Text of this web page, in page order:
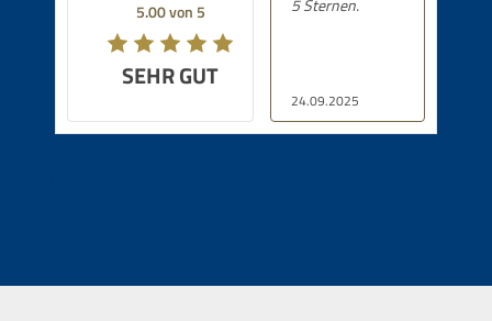
5.00 von 5
SEHR GUT
24.09.2025
5 Sternen.